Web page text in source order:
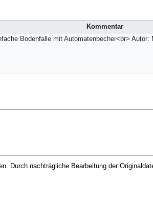
Kommentar
Bodenfalle mit Automatenbecher<br> Autor:
Durch nachträgliche Bearbeitung der